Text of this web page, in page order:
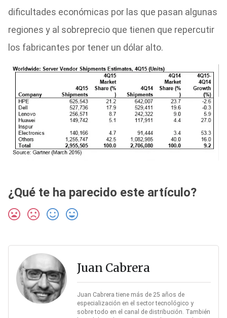
dificultades económicas por las que pasan algunas
regiones y al sobreprecio que tienen que repercutir
los fabricantes por tener un dólar alto.
¿Qué te ha parecido este artículo?
Juan Cabrera
Juan Cabrera tiene más de 25 años de
especialización en el sector tecnológico y
sobre todo en el canal de distribución. También